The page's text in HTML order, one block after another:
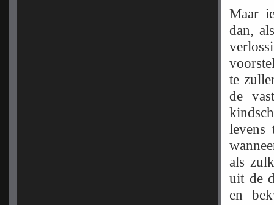
Maar
dan,
te
de
levens
als
uit de
en